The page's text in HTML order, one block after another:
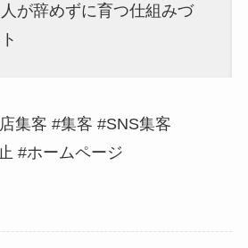
が辞めずに育つ仕組みづ
集客 #集客 #SNS集客
#ホームページ